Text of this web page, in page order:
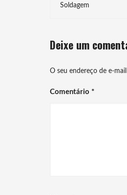
Soldagem
Deixe um
O seu endereço de e-
Comentário *